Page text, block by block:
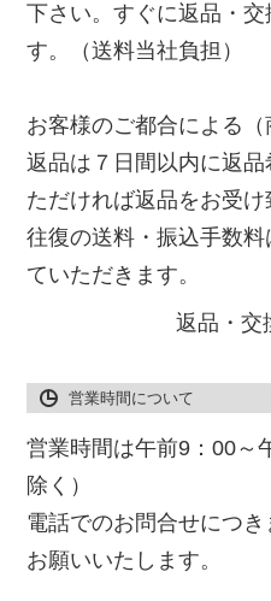
下さい。すぐに返品・
す。（送料当社負担）
お客様のご都合による（
返品は７日間以内に返
ただければ返品をお受
往復の送料・振込手数
ていただきます。
返品・交
営業時間について
営業時間は午前9：00～
除く）
電話でのお問合せにつ
お願いいたします。